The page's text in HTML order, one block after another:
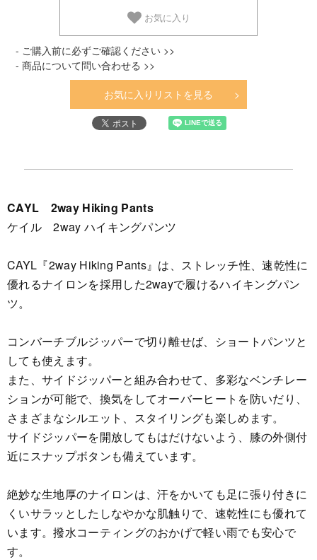
お気に入り
- ご購入前に必ずご確認ください >>
- 商品について問い合わせる >>
お気に入りリストを見る
CAYL 2way Hiking Pants
ケイル 2way ハイキングパンツ
CAYL『2way Hiking Pants』は、ストレッチ性、速乾性に
優れるナイロンを採用した2wayで履けるハイキングパン
ツ。
コンバーチブルジッパーで切り離せば、ショートパンツと
しても使えます。
また、サイドジッパーと組み合わせて、多彩なベンチレー
ションが可能で、換気をしてオーバーヒートを防いだり、
さまざまなシルエット、スタイリングも楽しめます。
サイドジッパーを開放してもはだけないよう、膝の外側付
近にスナップボタンも備えています。
絶妙な生地厚のナイロンは、汗をかいても足に張り付きに
くいサラッとしたしなやかな肌触りで、速乾性にも優れて
います。撥水コーティングのおかげで軽い雨でも安心で
す。